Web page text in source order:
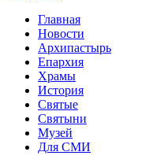
Главная
Новости
Архипастырь
Епархия
Храмы
История
Святые
Святыни
Музей
Для СМИ